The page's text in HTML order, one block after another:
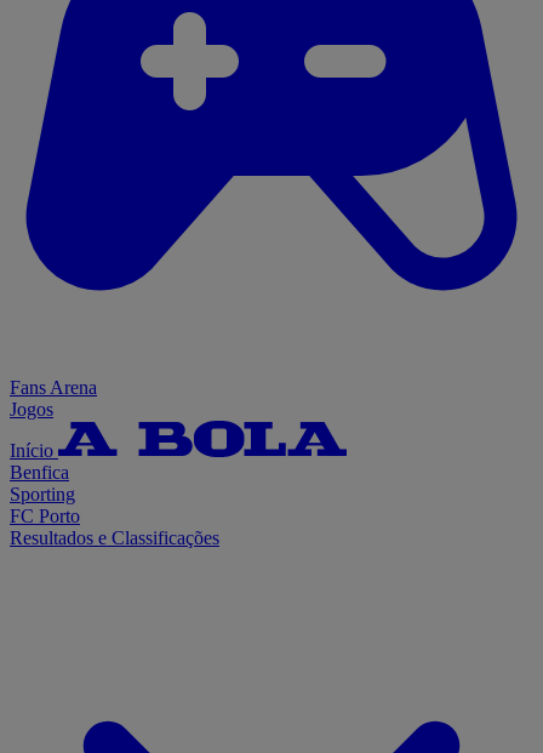
Fans Arena
Jogos
Início
Benfica
Sporting
FC Porto
Resultados e Classificações